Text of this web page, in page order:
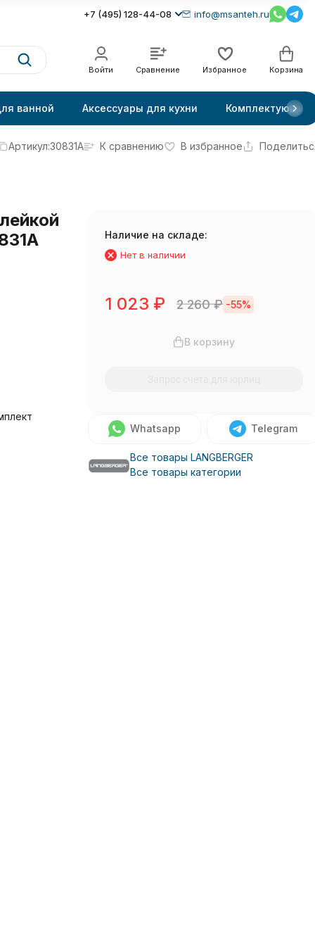
+7 (495) 128-44-08 info@msanteh.ru
Войти Сравнение Избранное Корзина
ванной Аксессуары для кухни Комплектующие
Артикул:30831A К сравнению В избранное
Наличие на складе:
Нет в наличии
1 023 ₽ 2 260₽ -55%
В корзину
Whatsapp Telegram
Все товары LANGBERGER
Все товары категории